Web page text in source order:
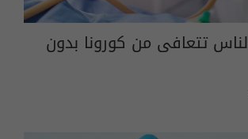
تتعافى من كورونا بدون